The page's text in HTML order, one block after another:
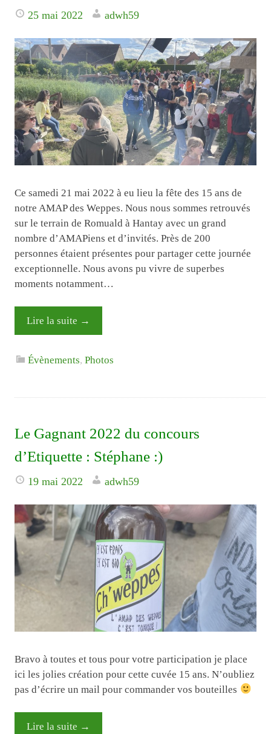
25 mai 2022 adwh59
Ce samedi 21 mai 2022 à eu lieu la fête des 15 ans de
notre AMAP des Weppes. Nous nous sommes retrouvés
sur le terrain de Romuald à Hantay avec un grand
nombre d’AMAPiens et d’invités. Près de 200
personnes étaient présentes pour partager cette journée
exceptionnelle. Nous avons pu vivre de superbes
moments notamment…
Lire la suite →
Évènements,Photos
Le Gagnant 2022 du concours
d’Etiquette : Stéphane :)
19 mai 2022 adwh59
Bravo à toutes et tous pour votre participation je place
ici les jolies création pour cette cuvée 15 ans. N’oubliez
pas d’écrire un mail pour commander vos bouteilles
Lire la suite →